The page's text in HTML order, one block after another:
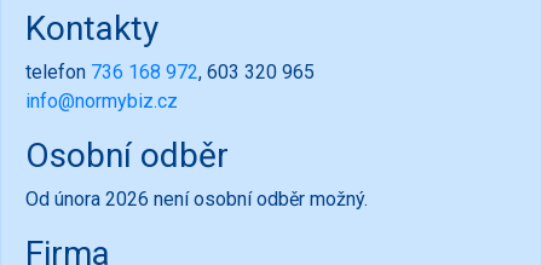
Kontakty
telefon 736 168 972, 603 320 965
info@normybiz.cz
Osobní odběr
Od února 2026 není osobní odběr možný.
Firma